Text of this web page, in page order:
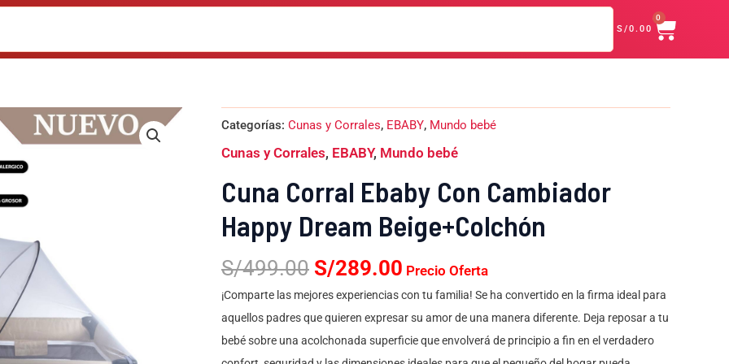
S/0.00
0
CART
Categorías: Cunas y Corrales, EBABY, Mundo bebé
Cunas y Corrales, EBABY, Mundo bebé
Cuna Corral Ebaby Con Cambiador
Happy Dream Beige+Colchón
S/499.00
El
original
era:
S/499.00.
S/289.00
El
precio
actual
es:
S/289.00.
Precio Oferta
¡Comparte las mejores experiencias con tu familia! Se ha convertido en la firma ideal para
aquellos padres que quieren expresar su amor de una manera diferente. Deja reposar a tu
bebé sobre una acolchonada superficie que envolverá de principio a fin en el verdadero
Corral
Ebaby
Happy
Beige+Colchón
cantidad